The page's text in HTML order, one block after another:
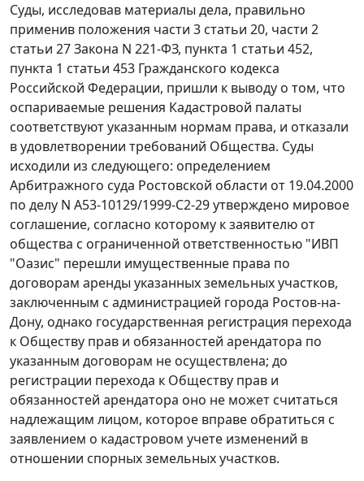
Суды, исследовав материалы дела, правильно
применив положения части 3 статьи 20, части 2
статьи 27Закона N 221-ФЗ, пункта 1 статьи 452,
пункта 1 статьи 453 Гражданского кодекса
Российской Федерации, пришли к выводу о том, что
оспариваемые решения Кадастровой палаты
соответствуют указанным нормам права, и отказали
в удовлетворении требований Общества. Суды
исходили из следующего: определением
Арбитражного суда Ростовской области от 19.04.2000
по делу N А53-10129/1999-С2-29 утверждено мировое
соглашение, согласно которому к заявителю от
общества с ограниченной ответственностью "ИВП
"Оазис" перешли имущественные права по
договорам аренды указанных земельных участков,
заключенным с администрацией города Ростов-на-
Дону, однако государственная регистрация перехода
к Обществу прав и обязанностей арендатора по
указанным договорам не осуществлена; до
регистрации перехода к Обществу прав и
обязанностей арендатора оно не может считаться
надлежащим лицом, которое вправе обратиться с
заявлением о кадастровом учете изменений в
отношении спорных земельных участков.